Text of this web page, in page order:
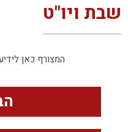
שבת ויו"ט
המצורף כאן